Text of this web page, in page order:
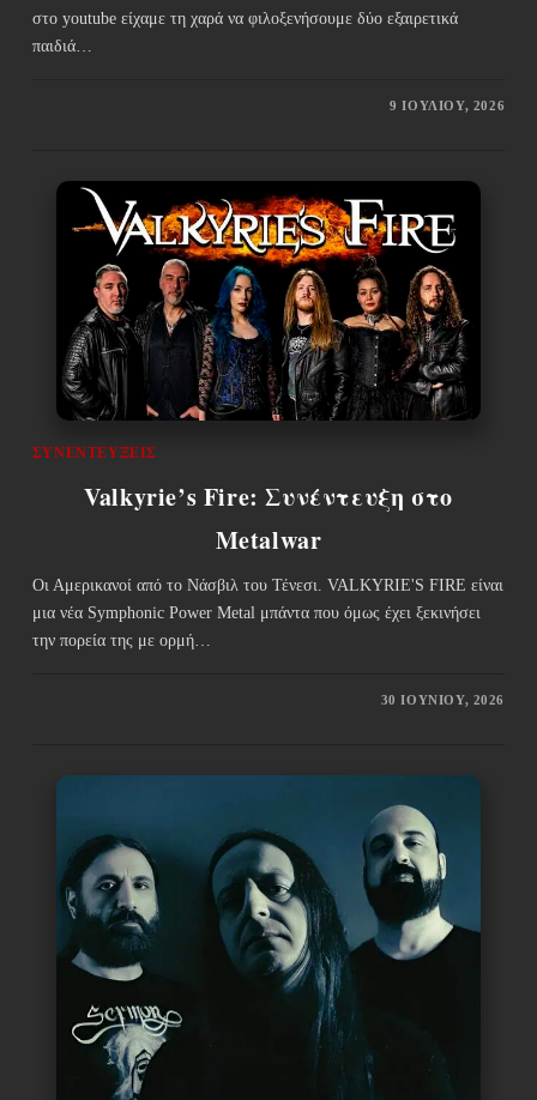
στο youtube είχαμε τη χαρά να φιλοξενήσουμε δύο εξαιρετικά
παιδιά…
9 ΙΟΥΛΊΟΥ, 2026
ΣΥΝΕΝΤΕΎΞΕΙΣ
Valkyrie’s Fire: Συνέντευξη στο
Metalwar
Οι Αμερικανοί από το Νάσβιλ του Τένεσι. VALKYRIE'S FIRE είναι
μια νέα Symphonic Power Metal μπάντα που όμως έχει ξεκινήσει
την πορεία της με ορμή…
30 ΙΟΥΝΊΟΥ, 2026